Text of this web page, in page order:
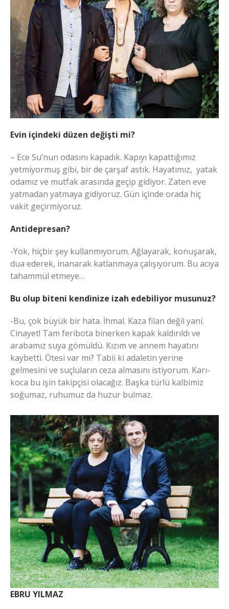
Evin içindeki düzen değişti mi?
– Ece Su’nun odasını kapadık. Kapıyı kapattığımız
yetmiyormuş gibi, bir de çarşaf astık. Hayatımız, yatak
odamız ve mutfak arasında geçip gidiyor. Zaten eve
yatmadan yatmaya gidiyoruz. Gün içinde orada hiç
vakit geçirmiyoruz.
Antidepresan?
-Yok, hiçbir şey kullanmıyorum. Ağlayarak, konuşarak,
dua ederek, inanarak katlanmaya çalışıyorum. Bu acıya
tahammül etmeye…
Bu olup biteni kendinize izah edebiliyor musunuz?
-Bu, çok büyük bir hata. İhmal. Kaza filan değil yani.
Cinayet! Tam feribota binerken kapak kaldırıldı ve
arabamız suya gömüldü. Kızım ve annem hayatını
kaybetti. Ötesi var mı? Tabii ki adaletin yerine
gelmesini ve suçluların ceza almasını istiyorum. Karı-
koca bu işin takipçisi olacağız. Başka türlü kalbimiz
soğumaz, ruhumuz da huzur bulmaz.
EBRU YILMAZ